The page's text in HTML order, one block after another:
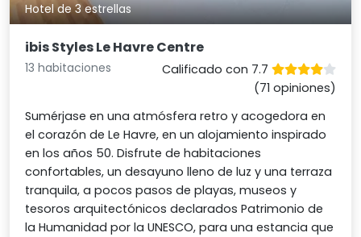
Hotel de 3 estrellas
ibis Styles Le Havre Centre
13 habitaciones
Calificado con 7.7
(71 opiniones)
Sumérjase en una atmósfera retro y acogedora en
el corazón de Le Havre, en un alojamiento inspirado
en los años 50. Disfrute de habitaciones
confortables, un desayuno lleno de luz y una terraza
tranquila, a pocos pasos de playas, museos y
tesoros arquitectónicos declarados Patrimonio de
la Humanidad por la UNESCO, para una estancia que